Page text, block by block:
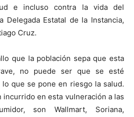
e incluso contra la vida del
Delegada Estatal de la Instancia,
Cruz.
que la población sepa que esta
no puede ser que se esté
que se pone en riesgo la salud.
incurrido en esta vulneración a las
son Wallmart, Soriana,